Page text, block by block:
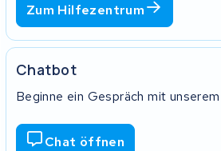
Zum Hilfezentrum
Chatbot
Beginne ein Gespräch mit
Chat öffnen